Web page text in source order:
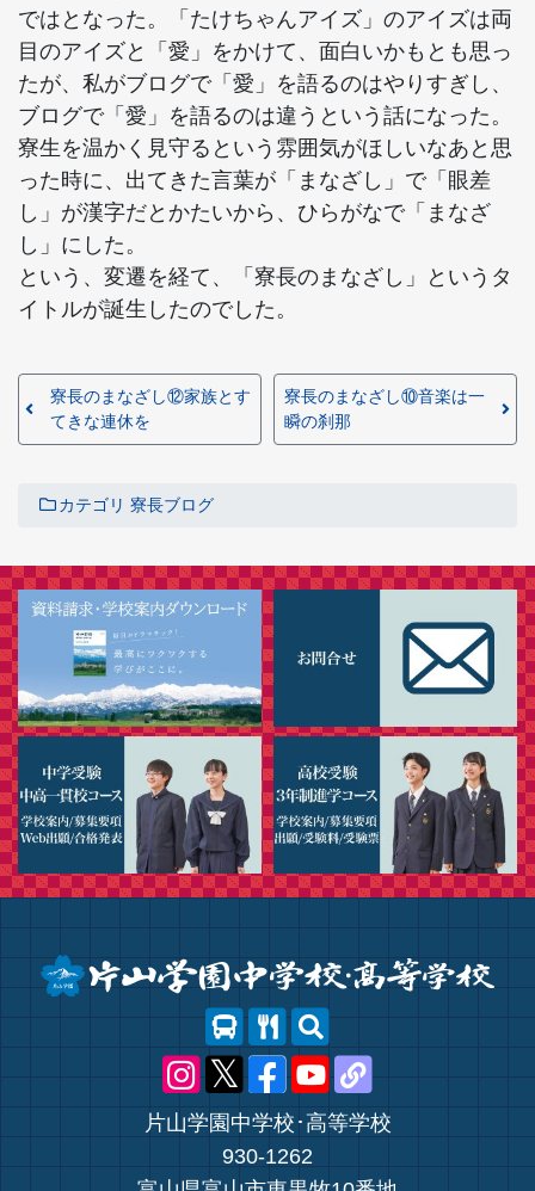
ではとなった。「たけちゃんアイズ」のアイズは両
目のアイズと「愛」をかけて、面白いかもとも思っ
たが、私がブログで「愛」を語るのはやりすぎし、
ブログで「愛」を語るのは違うという話になった。
寮生を温かく見守るという雰囲気がほしいなあと思
った時に、出てきた言葉が「まなざし」で「眼差
し」が漢字だとかたいから、ひらがなで「まなざ
し」にした。
という、変遷を経て、「寮長のまなざし」というタ
イトルが誕生したのでした。
寮長のまなざし⑫家族とす
てきな連休を
寮長のまなざし⑩音楽は一
瞬の刹那
カテゴリ 寮長ブログ
片山学園中学校･高等学校
930-1262